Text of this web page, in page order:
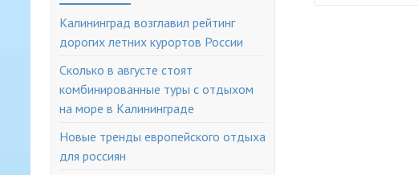
Калининград возглавил рейтинг
дорогих летних курортов России
Сколько в августе стоят
комбинированные туры с отдыхом
на море в Калининграде
Новые тренды европейского отдыха
для россиян